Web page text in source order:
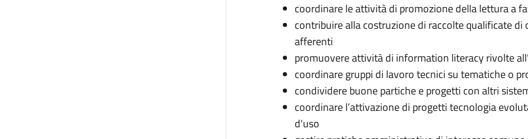
coordinare le attività di promozione della lettura a
contribuire alla costruzione di raccolte qualificate
afferenti
promuovere attività di information literacy rivolte
coordinare gruppi di lavoro tecnici su tematiche o
condividere buone partiche e progetti con altri
coordinare l’attivazione di progetti tecnologia
d'uso